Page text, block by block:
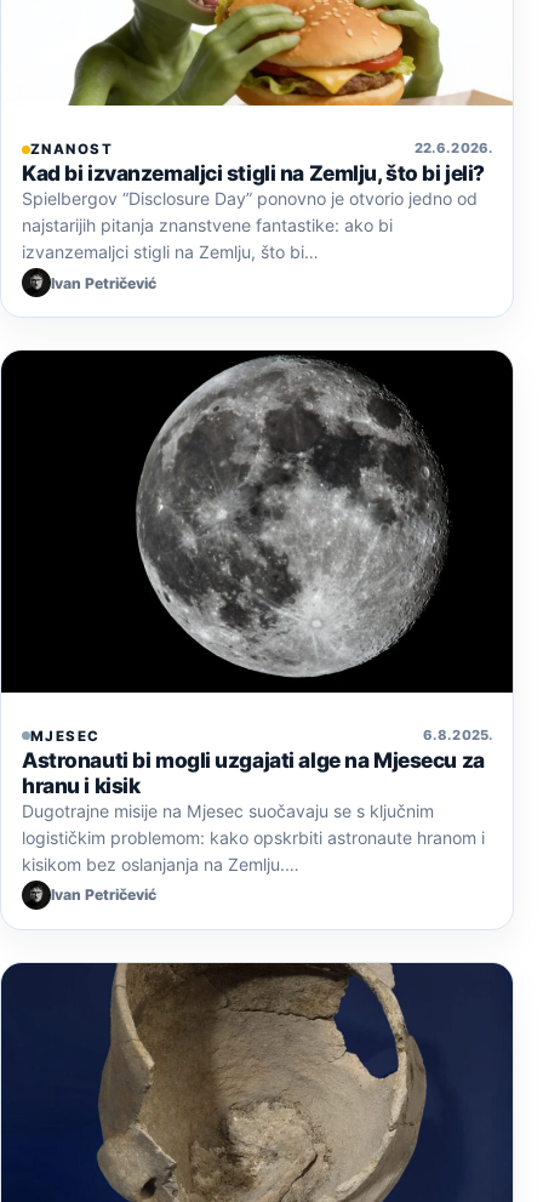
ZNANOST 22. 6. 2026.
Kad bi izvanzemaljci stigli na Zemlju, što bi jeli?
Spielbergov “Disclosure Day” ponovno je otvorio jedno od
najstarijih pitanja znanstvene fantastike: ako bi
izvanzemaljci stigli na Zemlju, što bi…
Ivan Petričević
MJESEC 6. 8. 2025.
Astronauti bi mogli uzgajati alge na Mjesecu za
hranu i kisik
Dugotrajne misije na Mjesec suočavaju se s ključnim
logističkim problemom: kako opskrbiti astronaute hranom i
kisikom bez oslanjanja na Zemlju.…
Ivan Petričević